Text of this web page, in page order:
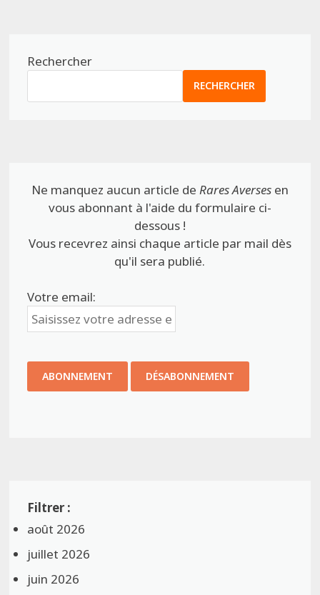
Rechercher
RECHERCHER
Ne manquez aucun article de Rares Aversesen
vous abonnant à l'aide du formulaire ci-
dessous !
Vous recevrez ainsi chaque article par mail dès
qu'il sera publié.
Votre email:
août 2026
juillet 2026
juin 2026